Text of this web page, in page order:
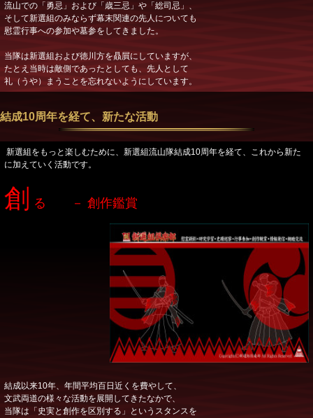
流山での「勇忌」および「歳三忌」や「総司忌」、
そして新選組のみならず幕末関連の先人についても
慰霊行事への参加や墓参をしてきました。
当隊は新選組および徳川方を贔屓にしていますが、
たとえ当時は敵側であったとしても、先人として
礼（うや）まうことを忘れないようにしています。
結成10周年を経て、新たな活動
新選組をもっと楽しむために、新選組流山隊結成10周年を経て、これから新た
に加えていく活動です。
創 る － 創作鑑賞
結成以来10年、年間平均百日近くを費やして、
文武両道の様々な活動を展開してきたなかで、
当隊は「史実と創作を区別する」というスタンスを